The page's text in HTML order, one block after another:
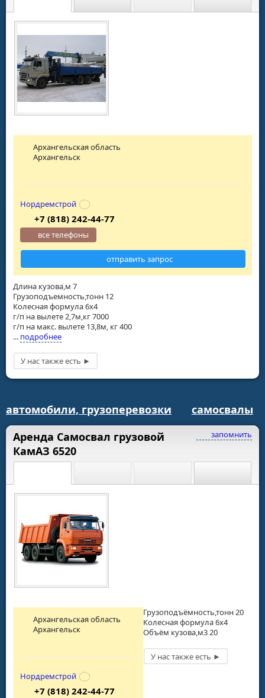
Длина кузова,м 7
Грузоподъемность,тонн 12
Колесная формула 6х4
г/п на вылете 2,7м,кг 7000
г/п на макс. вылете 13,8м, кг 400
... подробнее
Архангельская область
Архангельск
Нордремстрой
+7 (818) 242-44-77
все телефоны
отправить запрос
автомобили, грузоперевозки самосвалы
запомнить
Аренда Самосвал грузовой
КамАЗ 6520
Грузоподъёмность,тонн 20
Колесная формула 6х4
Объём кузова,м3 20
Архангельская область
Архангельск
Нордремстрой
+7 (818) 242-44-77